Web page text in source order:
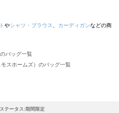
やシャツ・ブラウス カーディガンなどの商
バッグ一覧
スホームズ）のバッグ一覧
イサマンサモスモス）のバッグ一覧
ブルー）のバッグ一覧
テータス:期間限定